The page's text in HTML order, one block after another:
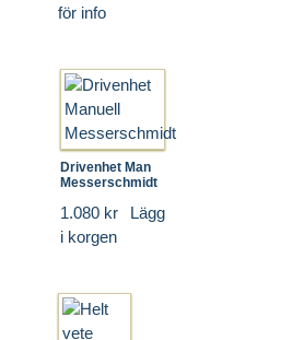
för info
Drivenhet Man
Messerschmidt
1.080 kr
Lägg
i korgen